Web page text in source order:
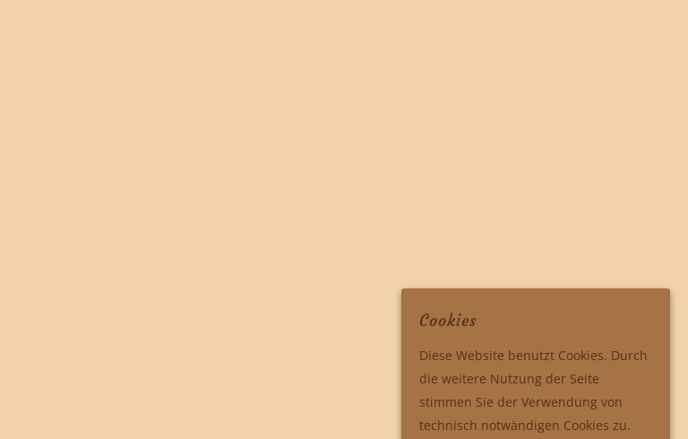
Cookies
Diese Website benutzt Cookies. Durch
die weitere Nutzung der Seite
stimmen Sie der Verwendung von
technisch notwändigen Cookies zu.